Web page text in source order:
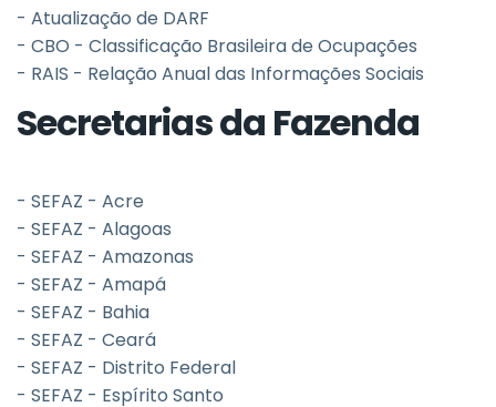
- Atualização de DARF
- CBO - Classificação Brasileira de Ocupações
- RAIS - Relação Anual das Informações Sociais
Secretarias da Fazenda
- SEFAZ - Acre
- SEFAZ - Alagoas
- SEFAZ - Amazonas
- SEFAZ - Amapá
- SEFAZ - Bahia
- SEFAZ - Ceará
- SEFAZ - Distrito Federal
- SEFAZ - Espírito Santo